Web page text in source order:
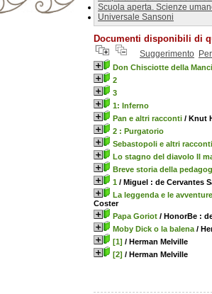
Scuola aperta. Scienze
Universale Sansoni
Documenti disponibili di
Suggerimento
Don Chisciotte della
2
3
1: Inferno
Pan e altri racconti / Knut
2 : Purgatorio
Sebastopoli e altri
Lo stagno del diavolo Il
Breve storia della
1 / Miguel : de Cervantes
La leggenda e le
Coster
Papa Goriot / HonorBe :
Moby Dick o la balena /
[1] / Herman Melville
[2] / Herman Melville